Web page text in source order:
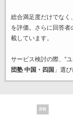
総合満足度だけでなく
を評価。さらに回答
載しています。
サービス検討の際、“
団塾 中国・四国 」選
PR